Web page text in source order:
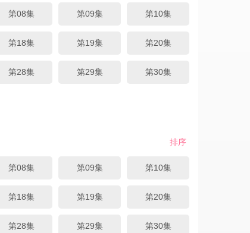
第08集 第09集 第10集
第18集 第19集 第20集
第28集 第29集 第30集
排序
第08集 第09集 第10集
第18集 第19集 第20集
第28集 第29集 第30集